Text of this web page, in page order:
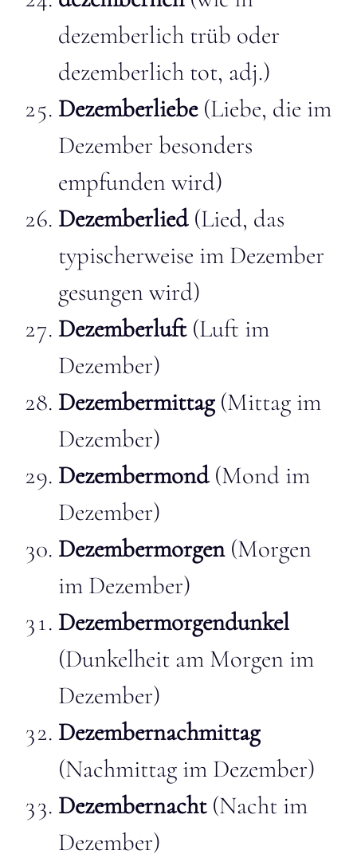
dezemberlich trüb oder
dezemberlich tot, adj.)
Dezemberliebe(Liebe, die im
Dezember besonders
empfunden wird)
Dezemberlied(Lied, das
typischerweise im Dezember
gesungen wird)
Dezemberluft(Luft im
Dezember)
Dezembermittag(Mittag im
Dezember)
Dezembermond(Mond im
Dezember)
Dezembermorgen(Morgen
im Dezember)
Dezembermorgendunkel
(Dunkelheit am Morgen im
Dezember)
Dezembernachmittag
(Nachmittag im Dezember)
Dezembernacht(Nacht im
Dezember)